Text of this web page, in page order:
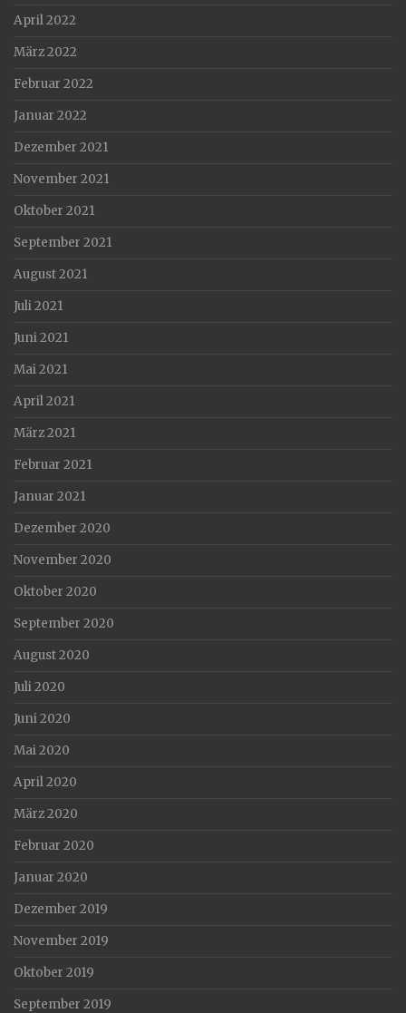
April 2022
März 2022
Februar 2022
Januar 2022
Dezember 2021
November 2021
Oktober 2021
September 2021
August 2021
Juli 2021
Juni 2021
Mai 2021
April 2021
März 2021
Februar 2021
Januar 2021
Dezember 2020
November 2020
Oktober 2020
September 2020
August 2020
Juli 2020
Juni 2020
Mai 2020
April 2020
März 2020
Februar 2020
Januar 2020
Dezember 2019
November 2019
Oktober 2019
September 2019